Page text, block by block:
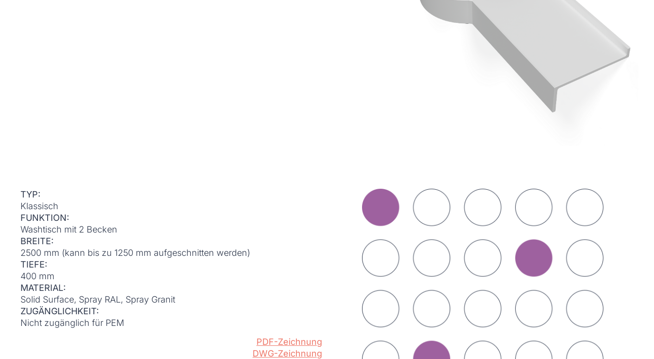
TYP:
Klassisch
FUNKTION:
Washtisch mit 2 Becken
BREITE:
2500 mm (kann bis zu 1250 mm aufgeschnitten werden)
TIEFE:
400 mm
MATERIAL:
Solid Surface, Spray RAL, Spray Granit
ZUGÄNGLICHKEIT:
Nicht zugänglich für PEM
PDF-Zeichnung
DWG-Zeichnung